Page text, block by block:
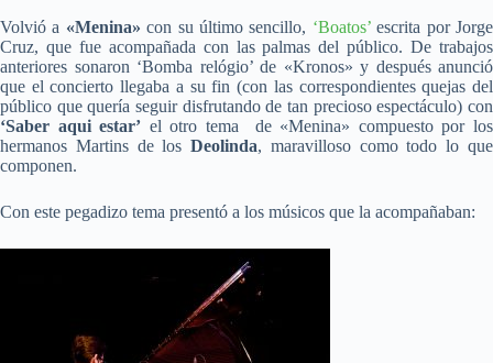
Volvió a «Menina» con su último sencillo, ‘Boatos’escrita por Jorge
Cruz, que fue acompañada con las palmas del público. De trabajos
anteriores sonaron ‘Bomba relógio’ de «Kronos» y después anunció
que el concierto llegaba a su fin (con las correspondientes quejas del
público que quería seguir disfrutando de tan precioso espectáculo) con
‘Saber aqui estar’ el otro tema de «Menina» compuesto por los
hermanos Martins de losDeolinda, maravilloso como todo lo que
componen.
Con este pegadizo tema presentó a los músicos que la acompañaban: